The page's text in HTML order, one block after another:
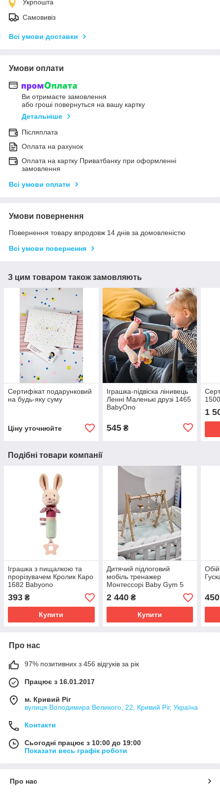
Укрпошта
Самовивіз
Всі умови доставки
Умови оплати
Ви отримаєте замовлення
або гроші повернуться на вашу картку
Детальніше
Післяплата
Оплата на рахунок
Оплата на картку Приватбанку при оформленні
замовлення
Всі умови оплати
Умови повернення
Повернення товару впродовж 14 днів за домовленістю
Всі умови повернення
З цим товаром також замовляють
Сертифікат подарунковий
на будь-яку суму
Ціну уточнюйте
Іграшка-підвіска лінивець
Ленні Маленькі друзі 1465
BabyOno
545₴
1
Подібні товари компанії
Іграшка з пищалкою та
прорізувачем Кролик Каро
1682 Babyono
393 ₴
Купити
Дитячий підлоговий
мобіль тренажер
Монтессорі Baby Gym 5
підвісок Safari
2 440₴
Купити
450
Про нас
97% позитивних з 456 відгуків за рік
Працює з 16.01.2017
м. Кривий Ріг
вулиця Володимира Великого, 22, Кривий Ріг, Україна
Контакти
Сьогодні працює з 10:00 до 19:00
Показати весь графік роботи
Про нас